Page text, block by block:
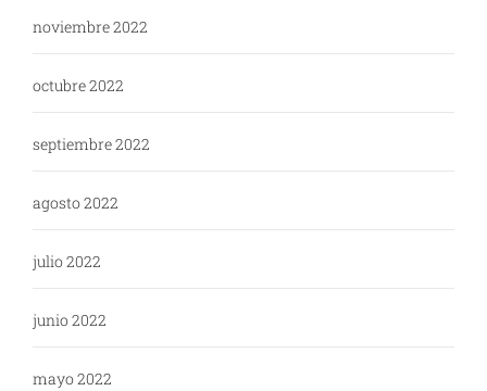
noviembre 2022
octubre 2022
septiembre 2022
agosto 2022
julio 2022
junio 2022
mayo 2022